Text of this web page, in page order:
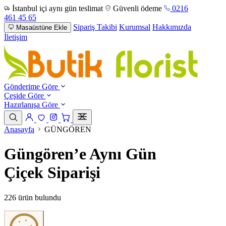
İstanbul içi aynı gün teslimat Güvenli ödeme
0216
461 45 65
Masaüstüne Ekle Sipariş Takibi Kurumsal Hakkımızda
İletişim
Gönderime Göre
Çeşide Göre
Hazırlanışa Göre
Anasayfa GÜNGÖREN
Güngören’e Aynı Gün
Çiçek Siparişi
226 ürün bulundu